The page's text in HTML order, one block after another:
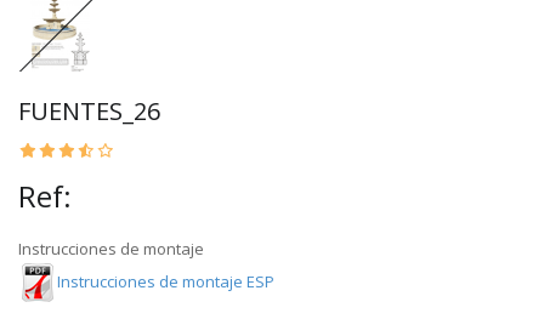
FUENTES_26
Ref:
Instrucciones de montaje
Instrucciones de montaje ESP